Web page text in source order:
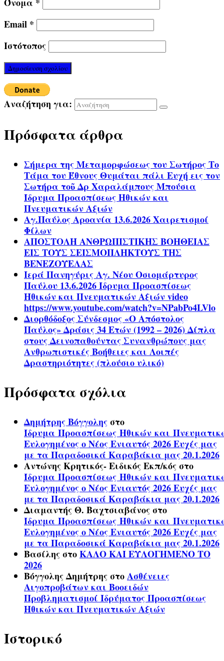
Email *
Ιστότοπος
Αναζήτηση για:
Πρόσφατα άρθρα
Σήμερα της Μεταμορφώσεως του Σωτήρος Το
Τάμα του Έθνους Θυμάται πάλι Ευχή εις τον
Σωτήρα τοῦ Δρ Χαραλάμπους Μπούσια
Ίδρυμα Προασπίσεως Ηθικών και
Πνευματικών Αξιών
Αγ.Παύλος Αροανία 13.6.2026 Χαιρετισμοί
Φίλων
ΑΠΟΣΤΟΛΗ ΑΝΘΡΩΠΙΣΤΙΚΗΣ ΒΟΗΘΕΙΑΣ
ΕΙΣ ΤΟΥΣ ΣΕΙΣΜΟΠΛΗΚΤΟΥΣ ΤΗΣ
ΒΕΝΕΖΟΥΕΛΑΣ
Ιερά Πανηγύρις Αγ. Νέου Οσιομάρτυρος
Παύλου 13.6.2026 Ίδρυμα Προασπίσεως
Ηθικών και Πνευματικών Αξιών video
https://www.youtube.com/watch?v=NPabPo4LVlo
Διορθόδοξος Σύνδεσμος «Ο Απόστολος
Παύλος» Δράσις 34 Ετών (1992 – 2026) Δίπλα
στους Δεινοπαθούντας Συνανθρώπους μας
Ανθρωπιστικές Βοήθειες και Λοιπές
Δραστηριότητες (πλούσιο υλικό)
Πρόσφατα σχόλια
Δημήτρης Βόγγοληςστο
Ίδρυμα Προασπίσεως Ηθικών και
Ευλογημένος ο Νέος Ενιαυτός 2026 Ευχές μας
με τα Παραδοσικά Καραβάκια μας 20.1.2026
Αντώνης Κρητικός- Ειδικός Εκπ/κόςστο
Ίδρυμα Προασπίσεως Ηθικών και
Ευλογημένος ο Νέος Ενιαυτός 2026 Ευχές μας
με τα Παραδοσικά Καραβάκια μας 20.1.2026
Διαμαντής Θ. Βαχτσιαβάνοςστο
Ίδρυμα Προασπίσεως Ηθικών και
Ευλογημένος ο Νέος Ενιαυτός 2026 Ευχές μας
με τα Παραδοσικά Καραβάκια μας 20.1.2026
ΒασίληςστοΚΑΛΟ ΚΑΙ ΕΥΛΟΓΗΜΕΝΟ ΤΟ
2026
Βόγγολης ΔημήτρηςστοΑσθένειες
Αιγοπροβάτων και Βοοειδών
Προβληματισμοί Ιδρύματος Προασπίσεως
Ηθικών και Πνευματικών Αξιών
Ιστορικό